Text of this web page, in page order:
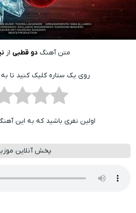
متن آهنگ دو قطبیاز
روی یک ستاره کلیک کنید تا به
اولین نفری باشید که به این
پخش آنلاین